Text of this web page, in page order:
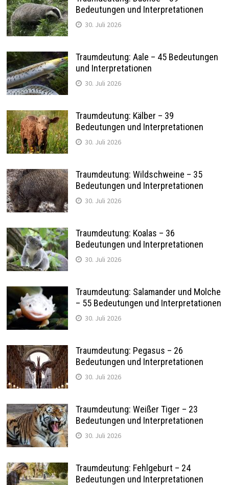
Bedeutungen und Interpretationen
30. Juli 2026
Traumdeutung: Aale – 45 Bedeutungen
und Interpretationen
30. Juli 2026
Traumdeutung: Kälber – 39
Bedeutungen und Interpretationen
30. Juli 2026
Traumdeutung: Wildschweine – 35
Bedeutungen und Interpretationen
30. Juli 2026
Traumdeutung: Koalas – 36
Bedeutungen und Interpretationen
30. Juli 2026
Traumdeutung: Salamander und Molche
– 55 Bedeutungen und Interpretationen
30. Juli 2026
Traumdeutung: Pegasus – 26
Bedeutungen und Interpretationen
30. Juli 2026
Traumdeutung: Weißer Tiger – 23
Bedeutungen und Interpretationen
30. Juli 2026
Traumdeutung: Fehlgeburt – 24
Bedeutungen und Interpretationen